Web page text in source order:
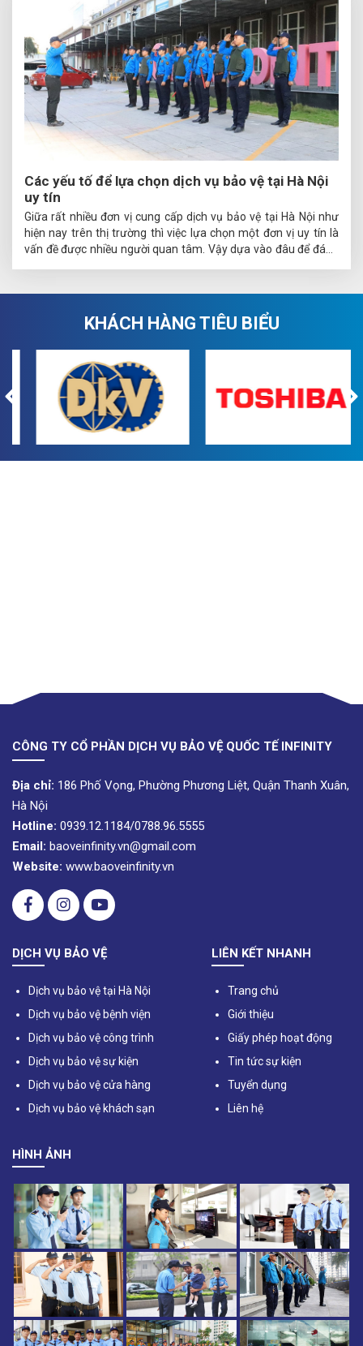
Các yếu tố để lựa chọn dịch vụ bảo vệ tại Hà Nội
uy tín
Giữa rất nhiều đơn vị cung cấp dịch vụ bảo vệ tại Hà Nội như
hiện nay trên thị trường thì việc lựa chọn một đơn vị uy tín là
vấn đề được nhiều người quan tâm. Vậy dựa vào đâu để đánh
KHÁCH HÀNG TIÊU BIỂU
CÔNG TY CỔ PHẦN DỊCH VỤ BẢO VỆ QUỐC TẾ INFINITY
Địa chỉ: 186 Phố Vọng, Phường Phương Liệt, Quận Thanh Xuân,
Hà Nội
Hotline: 0939.12.1184/0788.96.5555
Email: baoveinfinity.vn@gmail.com
Website: www.baoveinfinity.vn
DỊCH VỤ BẢO VỆ
Dịch vụ bảo vệ tại Hà Nội
Dịch vụ bảo vệ bệnh viện
Dịch vụ bảo vệ công trình
Dịch vụ bảo vệ sự kiện
Dịch vụ bảo vệ cửa hàng
Dịch vụ bảo vệ khách sạn
LIÊN KẾT NHANH
Trang chủ
Giới thiệu
Giấy phép hoạt động
Tin tức sự kiện
Tuyển dụng
Liên hệ
HÌNH ẢNH